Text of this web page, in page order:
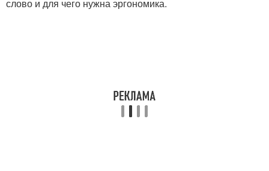
слово и для чего нужна эргономика.